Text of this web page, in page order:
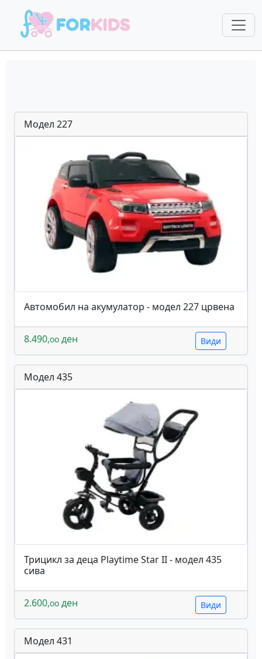
Mодел 227
Автомобил на акумулатор - модел 227 црвена
8.490,oo ден Види
Модел 435
Трицикл за деца Playtime Star II - модел 435
сива
2.600,oo ден Види
Модел 431